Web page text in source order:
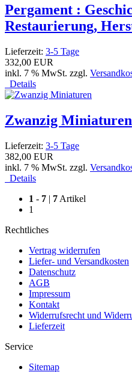
Pergament :
Restaurierung,
Lieferzeit: 3-5 Tage
332,00 EUR
inkl. 7 % MwSt. zzgl.
Details
Zwanzig Miniaturen
Lieferzeit: 3-5 Tage
382,00 EUR
inkl. 7 % MwSt. zzgl.
Details
1 - 7 | 7 Artikel
1
Rechtliches
Vertrag widerrufen
Liefer- und Versandkosten
Datenschutz
AGB
Impressum
Kontakt
Widerrufsrecht und
Lieferzeit
Service
Sitemap